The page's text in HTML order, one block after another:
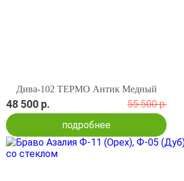
Дива-102 ТЕРМО Антик Медный
48 500 р.
55 500 р.
подробнее